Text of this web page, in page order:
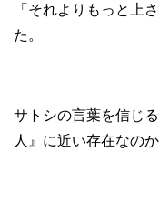
「それよりもっと上
た。
サトシの言葉を信じ
人』に近い存在なの